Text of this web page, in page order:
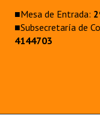
■Mesa de Entrada:
■Subsecretaría de
4144703